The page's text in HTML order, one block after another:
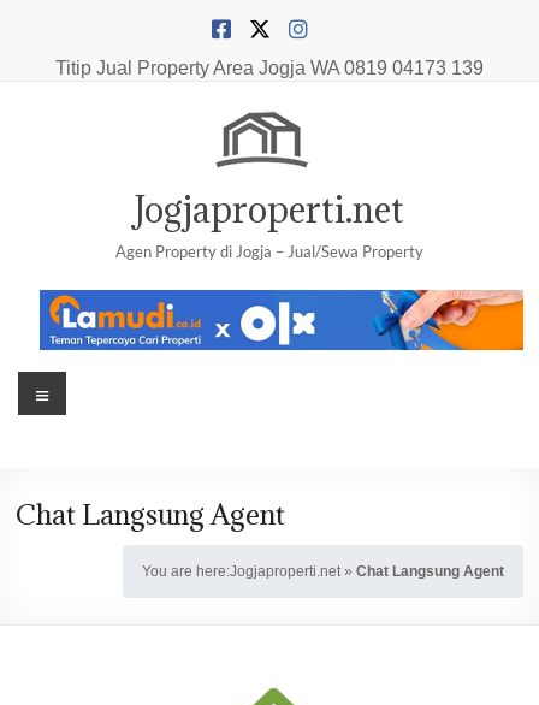
contentTitip Jual Property Area Jogja WA 0819 04173 139
Jogjaproperti.net
Agen Property di Jogja – Jual/Sewa Property
Menu
Chat Langsung Agent
You are here:Jogjaproperti.net» Chat Langsung Agent